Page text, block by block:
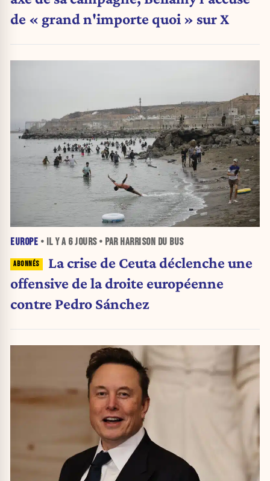
de « grand n'importe quoi » sur X
EUROPE • IL Y A 6 JOURS• PAR HARRISON DU BUS
La crise de Ceuta déclenche une
offensive de la droite européenne
contre Pedro Sánchez